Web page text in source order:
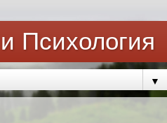
Психология
▼